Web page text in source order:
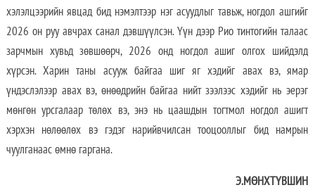
хэлэлцээрийн явцад бид нэмэлтээр нэг асуудлыг тавьж, ногдол ашгийг
2026 он руу авчрах санал дэвшүүлсэн. Үүн дээр Рио тинтогийн талаас
зарчмын хувьд зөвшөөрч, 2026 онд ногдол ашиг олгох шийдэлд
хүрсэн. Харин таны асууж байгаа шиг яг хэдийг авах вэ, ямар
үндэслэлээр авах вэ, өнөөдрийн байгаа нийт зээлээс хэдийг нь эерэг
мөнгөн урсгалаар төлөх вэ, энэ нь цаашдын тогтмол ногдол ашигт
хэрхэн нөлөөлөх вэ гэдэг нарийвчилсан тооцооллыг бид намрын
чуулганаас өмнө гаргана.
Э.МӨНХТҮВШИН